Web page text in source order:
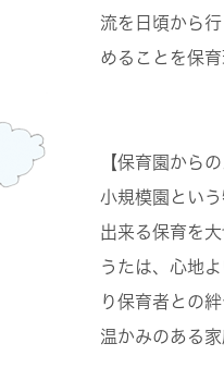
流を日頃から
めることを保育
【保育園から
小規模園とい
出来る保育を
うたは、心地
り保育者との
温かみのある